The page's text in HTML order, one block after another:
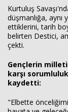
Kurtuluş
düşmanlığa, aynı
ettiklerini, tarih
belirten Destici,
çekti.
Gençlerin
karşı
kaydetti:
"Elbette